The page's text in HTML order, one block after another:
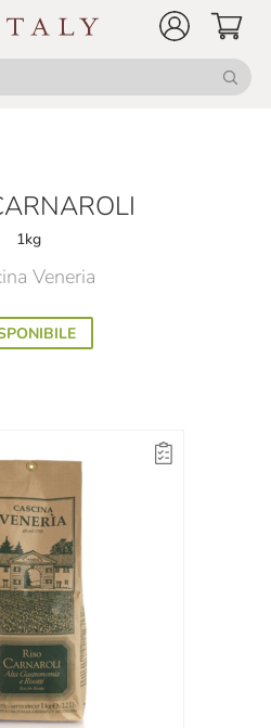
1kg
Veneria